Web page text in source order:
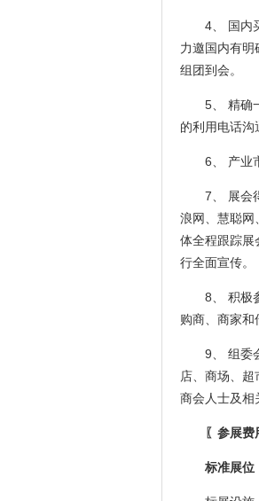
4、 国内
力邀国内有
组团到会。
5、 精确
的利用电话沟
6、 产业
7、 展会
浪网、慧聪网
体全程跟踪展
行全面宣传。
8、 积极
购商、商家和
9、 组委
店、商场、
商会人士及相
〖参展
标准展位